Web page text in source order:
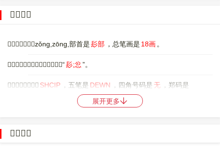
𩭤字概述
〔𩭤〕字拼音是zǒng,zōng,部首是髟部 ，总笔画是 18画 。
〔𩭤〕字是上下结构，可拆字为“髟;忩”。
〔𩭤〕字仓颉码是 SHCIP ，五笔是 DEWN ，四角号码是 无
，郑码是
，中文电码是无，。
8：F0 A9 AD A4。
展开更多
𩭤的意思